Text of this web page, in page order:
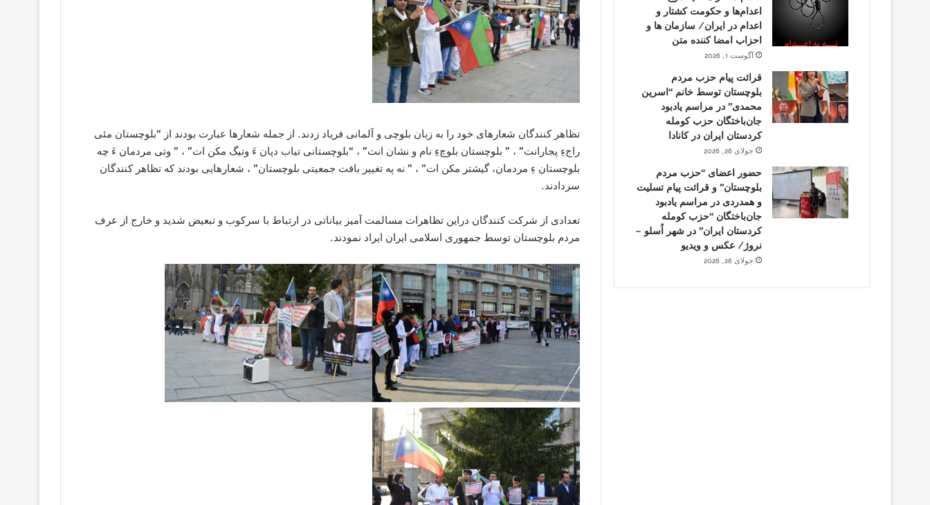
تظاهر کنندگان شعارهای خود را به زبان بلوچی و آلمانی فرياد زدند. از جمله شعارها عبارت بودند از “بلوچستان مئی
راجءِ پجارانت” ، ” بلوچستان بلوچءِ نام و نشان انت” ، “بلوچستانی تیاب دپان ءَ وتیگ مکن ات” ، ” وتی مردمان ءَ چه
بلوچستان ءِ مردمان، گیشتر مکن ات” ، ” نه په تغییر بافت جمعیتی بلوچستان” ، شعارهايی بودند که تظاهر کنندگان
سردادند.
تعدادی از شرکت کنندگان دراين تظاهرات مسالمت آميز بياناتی در ارتباط با سرکوب و تبعیض شديد و خارج از عرف
مردم بلوچستان توسط جمهوری اسلامی ایران ايراد نمودند.
اعدام‌ها و حکومت کشتار و
اعدام در ایران/ سازمان ها و
احزاب امضا کننده متن
آگوست 1, 2026
قرائت پیام حزب مردم
بلوچستان توسط خانم “اسرین
محمدی” در مراسم یادبود
جان‌باختگان حزب کومله
کردستان ایران در کانادا
جولای 26, 2026
حضور اعضای “حزب مردم
بلوچستان” و قرائت پیام تسلیت
و همدردی در مراسم یادبود
جان‌باختگان “حزب کومله
کردستان ایران” در شهر اُسلو –
نروژ/ عکس و ویدیو
جولای 26, 2026